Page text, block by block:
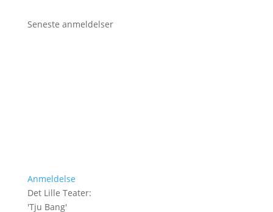
Seneste anmeldelser
Anmeldelse
Det Lille Teater:
'Tju Bang'